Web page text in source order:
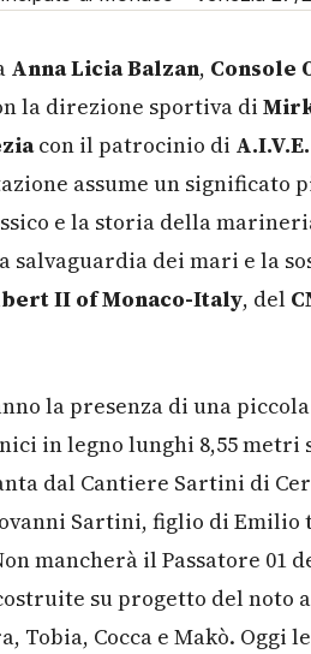
Anna Licia Balzan, Console
la direzione sportiva di
con il patrocinio di
assume un significato
e la storia della
salvaguardia dei mari e la
II of Monaco-Italy, del
la presenza di una
in legno lunghi 8,55
dal Cantiere Sartini di
Sartini, figlio di
mancherà il Passatore 01
su progetto del noto
Tobia, Cocca e Makò. Oggi